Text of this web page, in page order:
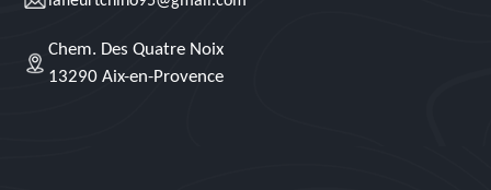
Chem. Des Quatre Noix
13290 Aix-en-Provence